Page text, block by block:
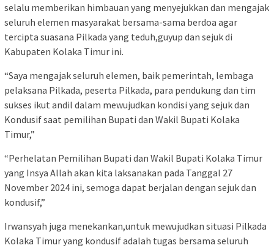
selalu memberikan himbauan yang menyejukkan dan mengajak
seluruh elemen masyarakat bersama-sama berdoa agar
tercipta suasana Pilkada yang teduh,guyup dan sejuk di
Kabupaten Kolaka Timur ini.
“Saya mengajak seluruh elemen, baik pemerintah, lembaga
pelaksana Pilkada, peserta Pilkada, para pendukung dan tim
sukses ikut andil dalam mewujudkan kondisi yang sejuk dan
Kondusif saat pemilihan Bupati dan Wakil Bupati Kolaka
Timur,”
“Perhelatan Pemilihan Bupati dan Wakil Bupati Kolaka Timur
yang Insya Allah akan kita laksanakan pada Tanggal 27
November 2024 ini, semoga dapat berjalan dengan sejuk dan
kondusif,”
Irwansyah juga menekankan,untuk mewujudkan situasi Pilkada
Kolaka Timur yang kondusif adalah tugas bersama seluruh